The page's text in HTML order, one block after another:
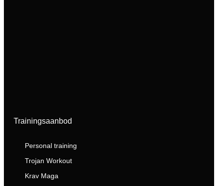
Trainingsaanbod
Personal training
Trojan Workout
Krav Maga